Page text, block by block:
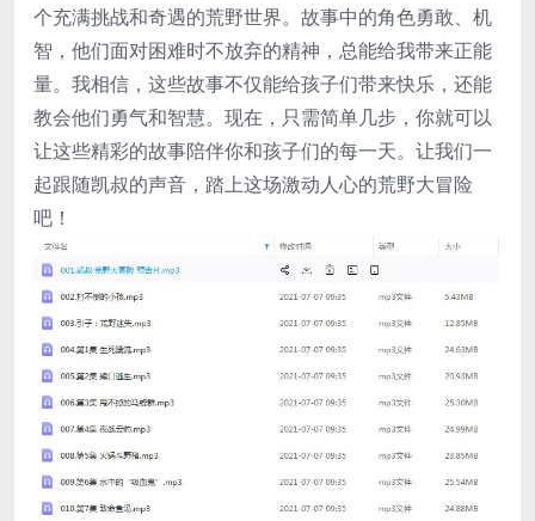
个充满挑战和奇遇的荒野世界。故事中的角色勇敢、机
智，他们面对困难时不放弃的精神，总能给我带来正能
量。我相信，这些故事不仅能给孩子们带来快乐，还能
教会他们勇气和智慧。现在，只需简单几步，你就可以
让这些精彩的故事陪伴你和孩子们的每一天。让我们一
起跟随凯叔的声音，踏上这场激动人心的荒野大冒险
吧！